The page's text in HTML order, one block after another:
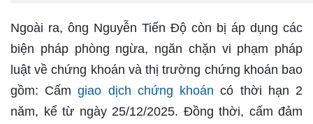
Ngoài ra, ông Nguyễn Tiến Độ còn bị áp dụng các
biện pháp phòng ngừa, ngăn chặn vi phạm pháp
luật về chứng khoán và thị trường chứng khoán bao
gồm: Cấmgiao dịch chứng khoán có thời hạn 2
năm, kể từ ngày 25/12/2025. Đồng thời, cấm đảm